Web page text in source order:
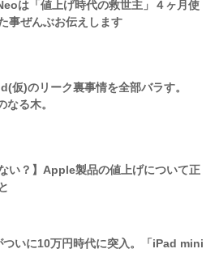
は「値上げ時代の救世主」４ヶ月使
事ぜんぶお伝えします
仮)のリーク裏事情を全部バラす。
る木。
ない？】Apple製品の値上げについて正
いに10万円時代に突入。「iPad mini